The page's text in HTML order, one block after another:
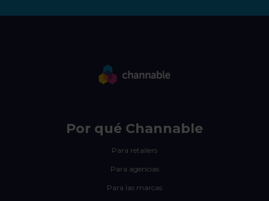
Por qué Channable
Para retailers
Para agencias
Para las marcas